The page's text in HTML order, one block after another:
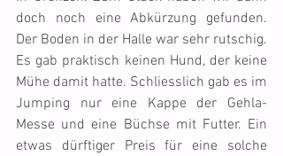
doch noch eine Abkürzung gefunden.
Der Boden in der Halle war sehr rutschig.
Es gab praktisch keinen Hund, der keine
Mühe damit hatte. Schliesslich gab es im
Jumping nur eine Kappe der Gehla-
Messe und eine Büchse mit Futter. Ein
etwas dürftiger Preis für eine solche